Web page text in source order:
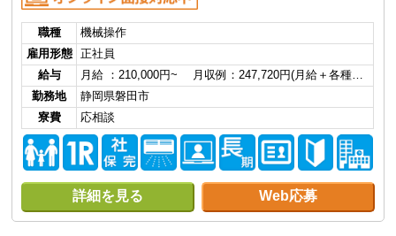
職種
機械操作
雇用形態
正社員
給与
月給 ：210,000円~ 月収例：247,720円(月給＋各種…
勤務地
静岡県磐田市
寮費
応相談
詳細を見る Web応募